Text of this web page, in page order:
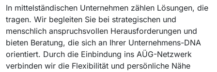
In mittelständischen Unternehmen zählen Lösungen, die
tragen. Wir begleiten Sie bei strategischen und
menschlich anspruchsvollen Herausforderungen und
bieten Beratung, die sich an Ihrer Unternehmens-DNA
orientiert. Durch die Einbindung ins AÜG-Netzwerk
verbinden wir die Flexibilität und persönliche Nähe